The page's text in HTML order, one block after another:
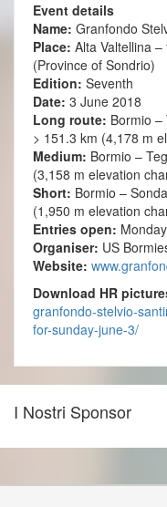
Event details
Name: Granfondo
Place: Alta Valtellina
(Province of Sondrio)
Edition: Seventh
Date: 3 June 2018
Long route: Bormio –
> 151.3 km (4,178 m
Medium: Bormio –
(3,158 m elevation
Short: Bormio –
(1,950 m elevation
Entries open:
Organiser: US
Website:
Download HR
granfondo-stelvio-
for-sunday-june-3/
I Nostri Sponsor